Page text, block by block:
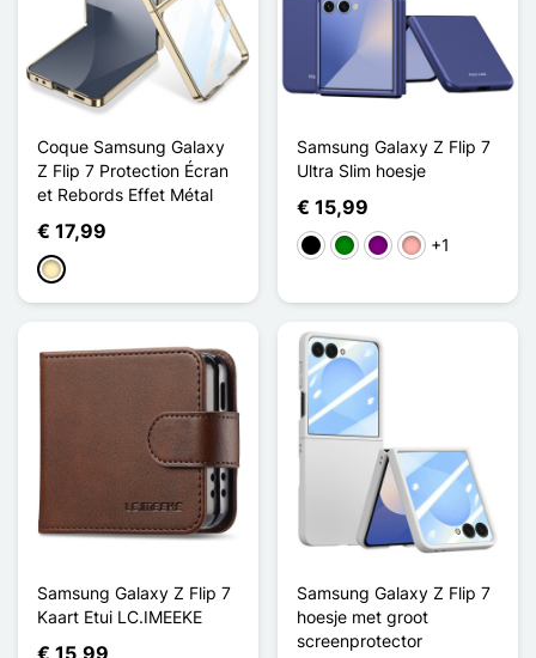
Coque Samsung Galaxy
Z Flip 7 Protection Écran
et Rebords Effet Métal
€ 17,99
Golden
Samsung Galaxy Z Flip 7
Ultra Slim hoesje
€ 15,99
ZwartGroenPurperRose Goud
+1
Samsung Galaxy Z Flip 7
Kaart Etui LC.IMEEKE
€ 15,99
Samsung Galaxy Z Flip 7
hoesje met groot
screenprotector